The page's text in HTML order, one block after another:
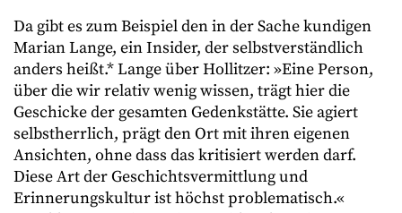
Da gibt es zum Beispiel den in der Sache kundigen
Marian Lange, ein Insider, der selbstverständlich
anders heißt.* Lange über Hollitzer: »Eine Person,
über die wir relativ wenig wissen, trägt hier die
Geschicke der gesamten Gedenkstätte. Sie agiert
selbstherrlich, prägt den Ort mit ihren eigenen
Ansichten, ohne dass das kritisiert werden darf.
Diese Art der Geschichtsvermittlung und
Erinnerungskultur ist höchst problematisch.«